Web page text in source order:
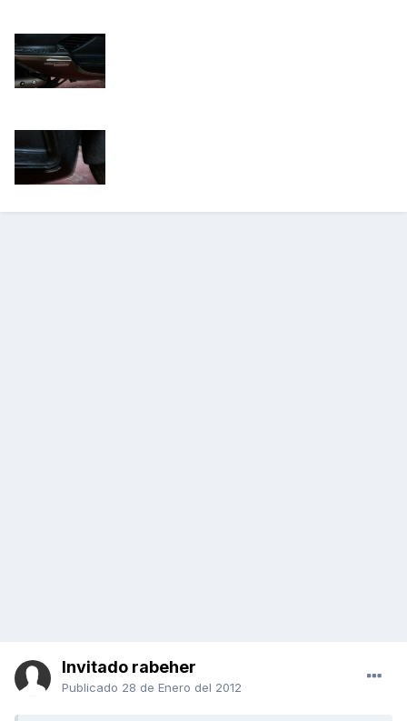
Invitado rabeher
Publicado 28 de Enero del 2012